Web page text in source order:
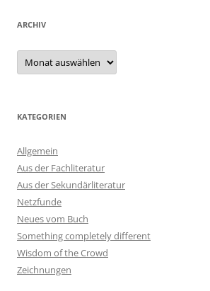
ARCHIV
Archiv
KATEGORIEN
Allgemein
Aus der Fachliteratur
Aus der Sekundärliteratur
Netzfunde
Neues vom Buch
Something completely different
Wisdom of the Crowd
Zeichnungen